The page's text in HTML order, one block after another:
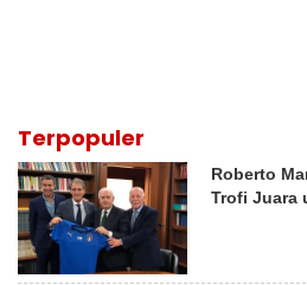
Terpopuler
Roberto
Trofi Juara